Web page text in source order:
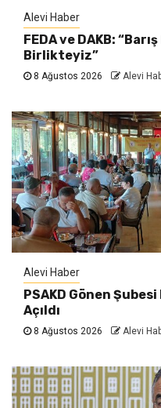
Alevi Haber
FEDA ve DAKB:
Birlikteyiz”
8 Ağustos 2026 Alevi
Alevi Haber
PSAKD Gönen
Açıldı
8 Ağustos 2026 Alevi